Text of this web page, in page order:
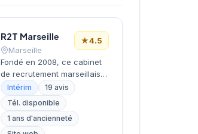
R2T Marseille
Marseille
★4.5
Fondé en 2008, ce cabinet
de recrutement marseillais
opère depuis le 2e
arrondissement, dans le
quartier de la Joliette.
Dirigée par Monsieur Bard,
Intérim
19 avis
Tél. disponible
1 ans d'ancienneté